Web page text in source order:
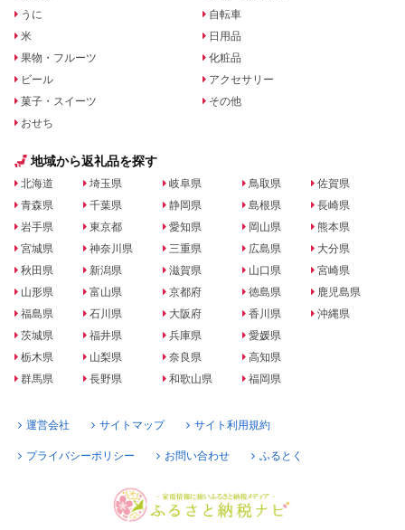
うに
米
果物・フルーツ
ビール
菓子・スイーツ
おせち
自転車
日用品
化粧品
アクセサリー
その他
地域から返礼品を探す
北海道
青森県
岩手県
宮城県
秋田県
山形県
福島県
茨城県
栃木県
群馬県
埼玉県
千葉県
東京都
神奈川県
新潟県
富山県
石川県
福井県
山梨県
長野県
岐阜県
静岡県
愛知県
三重県
滋賀県
京都府
大阪府
兵庫県
奈良県
和歌山県
鳥取県
島根県
岡山県
広島県
山口県
徳島県
香川県
愛媛県
高知県
福岡県
佐賀県
長崎県
熊本県
大分県
宮崎県
鹿児島県
沖縄県
運営会社 サイトマップ サイト利用規約
プライバシーポリシー お問い合わせ ふるとく